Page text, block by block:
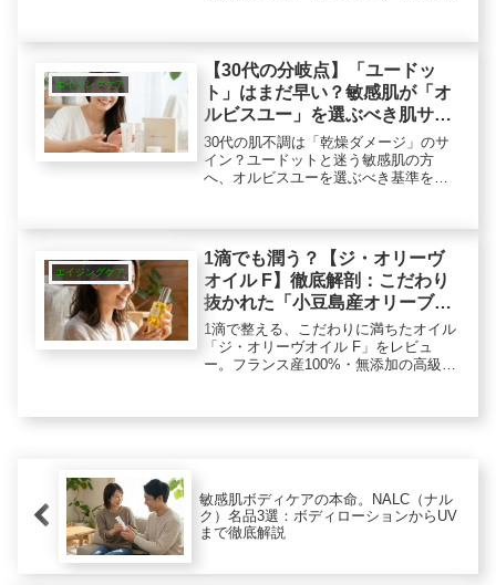
みへのアプローチと、毎日使いやすい
親和性にアプローチするロジックを解
説。
エイジングケア
【30代の分岐点】「ユードッ
ト」はまだ早い？敏感肌が「オ
ルビスユー」を選ぶべき肌サイ
ンとは
30代の肌不調は「乾燥ダメージ」のサ
イン？ユードットと迷う敏感肌の方
へ、オルビスユーを選ぶべき基準を成
エイジングケア
1滴でも潤う？【ジ・オリーヴ
オイル F】徹底解剖：こだわり
抜かれた「小豆島産オリーブ」
の実力
1滴で整える、こだわりに満ちたオイル
「ジ・オリーヴオイル F」をレビュ
ー。フランス産100%・無添加の高級オ
用・一般的なオイルとの違いやお得な
敏感肌ボディケアの本命。NALC（ナル
ク）名品3選：ボディローションからUV
まで徹底解説